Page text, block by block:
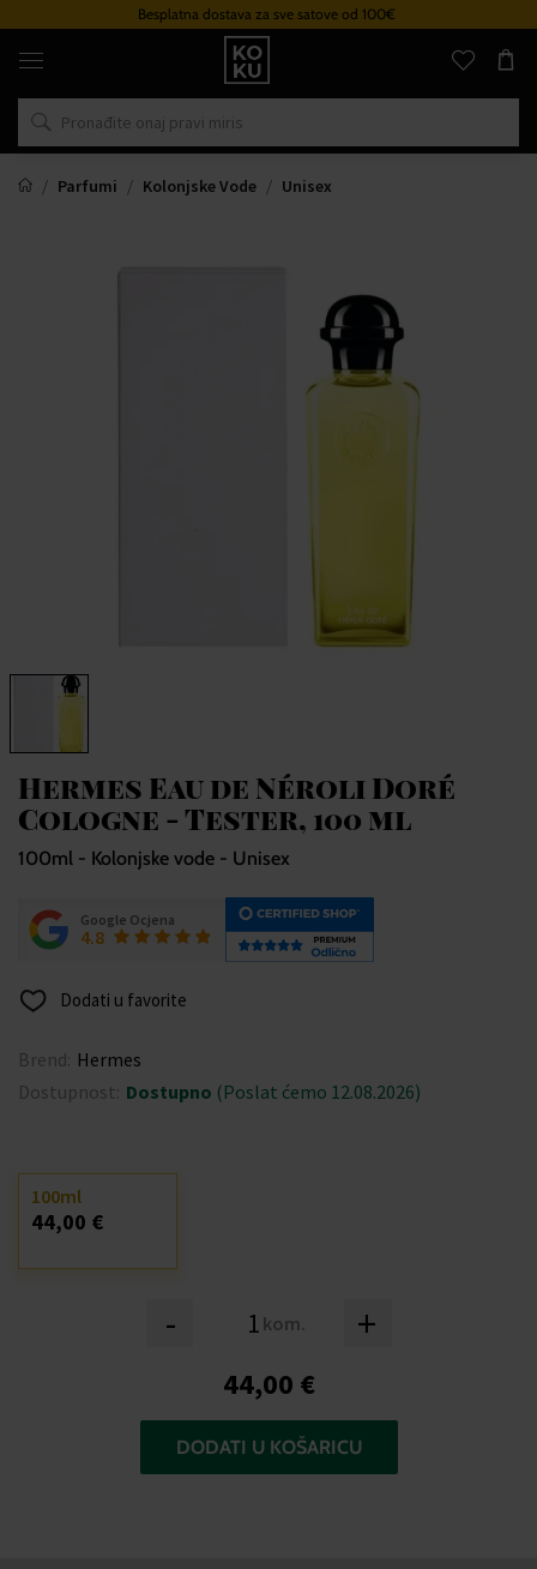
Besplatna dostava za sve satove od 100€
Originalni
parfemi
satovi
na
mjestu
Parfumi
Kolonjske Vode Unisex
Hermes Eau de Néroli Doré
Cologne - Tester, 100 ml
100ml - Kolonjske vode - Unisex
Google Ocjena
4.8
Dodati u favorite
Brend: Hermes
Dostupnost: Dostupno (Poslat ćemo 12.08.2026)
- kom. +
100ml
44,00 €
44,00 €
DODATI U KOŠARICU